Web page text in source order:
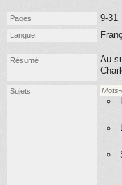
Pages 9-31
Langue
Résumé
Au
Sujets